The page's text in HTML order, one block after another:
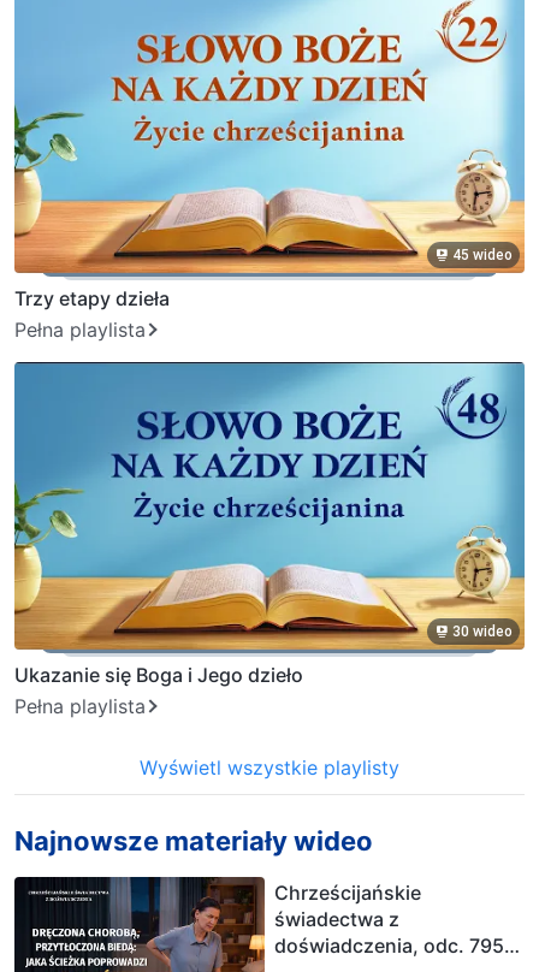
45 wideo
Trzy etapy dzieła
Pełna playlista
30 wideo
Ukazanie się Boga i Jego dzieło
Pełna playlista
Wyświetl wszystkie playlisty
Najnowsze materiały wideo
Chrześcijańskie
świadectwa z
doświadczenia, odc. 795: